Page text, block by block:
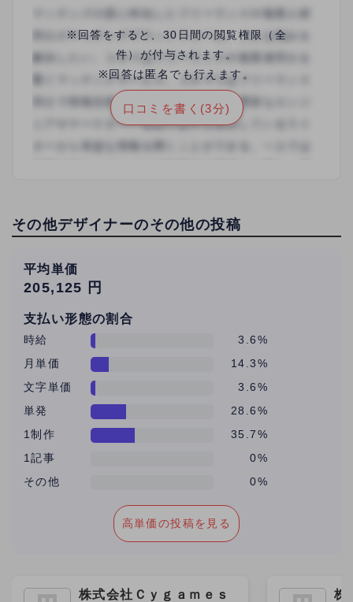
やマニュアルはあるものの、作業者のセンスに委ね
られるところもあり、作業だけでなく頭も使う仕事
だったので、個人的にはやりがいがありました。ボ
リュームによって単価を調整してくれるところもあ
りがたかったです。
※回答をすると、30日間の閲覧権限（全
件）が付与されます。
※回答は匿名でも行えます。
口コミを書く(3分)
その他デザイナーのその他の投稿
平均単価
205,125 円
支払い形態の割合
時給
3.6%
月単価
14.3%
文字単価
3.6%
単発
28.6%
1制作
35.7%
1記事
0%
その他
0%
高単価の投稿を見る
株式会社Ｃｙｇａｍｅｓ
株